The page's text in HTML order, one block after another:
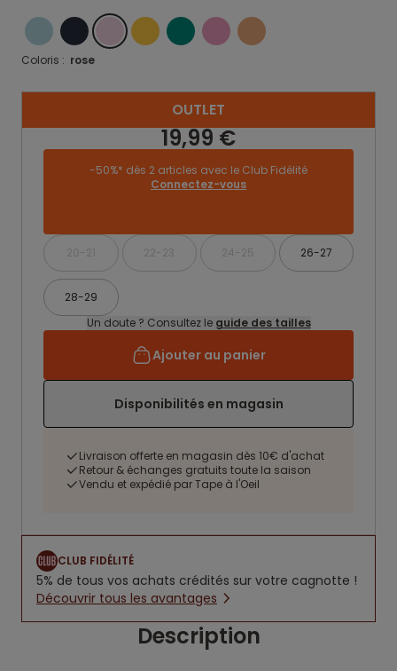
BLEU BLEU ROSEJAUNEVERT ROSE ORANGE
Coloris : rose
OUTLET
19,99 €
-50%* dès 2 articles avec le Club Fidélité
Connectez-vous
20-21 22-23 24-25 26-27
28-29
Un doute ? Consultez le guide des tailles
Ajouter au panier
Disponibilités en magasin
Livraison offerte en magasin dès 10€ d'achat
Retour & échanges gratuits toute la saison
Vendu et expédié par Tape à l'Oeil
CLUB FIDÉLITÉ
5% de tous vos achats crédités sur votre cagnotte !
Découvrir tous les avantages
Description